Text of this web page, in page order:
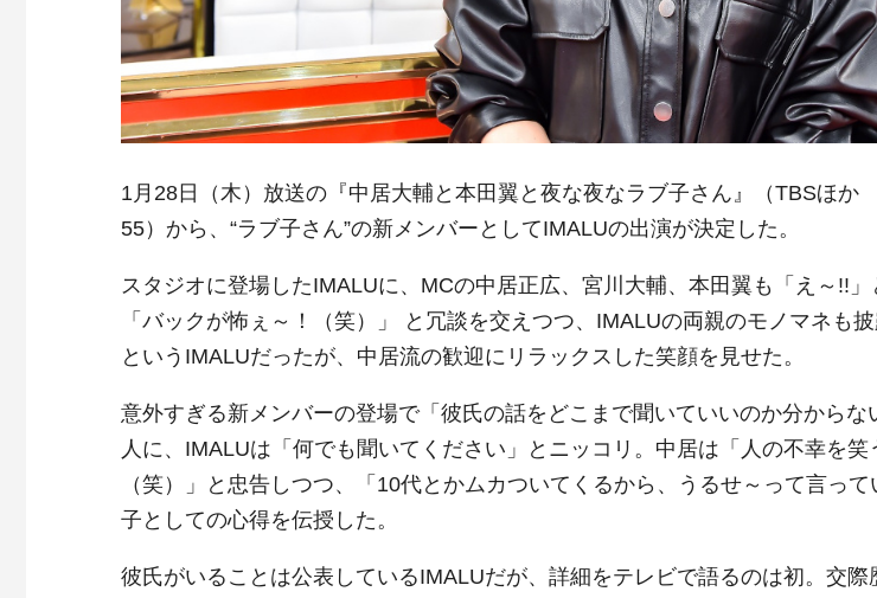
1月28日（木）放送の『中居大輔と本田翼と夜な夜なラブ子さん』（TBSほか
55）から、“ラブ子さん”の新メンバーとしてIMALUの出演が決定した。
スタジオに登場したIMALUに、MCの中居正広、宮川大輔、本田翼も「え～!!
「バックが怖ぇ～！（笑）」 と冗談を交えつつ、IMALUの両親のモノマネも披
というIMALUだったが、中居流の歓迎にリラックスした笑顔を見せた。
意外すぎる新メンバーの登場で「彼氏の話をどこまで聞いていいのか分からな
人に、IMALUは「何でも聞いてください」とニッコリ。中居は「人の不幸を笑
（笑）」と忠告しつつ、「10代とかムカついてくるから、うるせ～って言っ
子としての心得を伝授した。
彼氏がいることは公表しているIMALUだが、詳細をテレビで語るのは初。交際